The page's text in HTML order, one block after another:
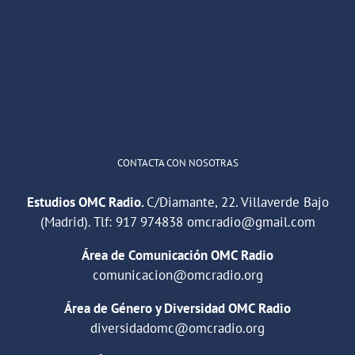
CONTACTA CON NOSOTRAS
Estudios OMC Radio.C/Diamante, 22. Villaverde Bajo
(Madrid). Tlf: 917 974838 omcradio@gmail.com
Área de Comunicación OMC Radio
comunicacion@omcradio.org
Área de Género y Diversidad OMC Radio
diversidadomc@omcradio.org